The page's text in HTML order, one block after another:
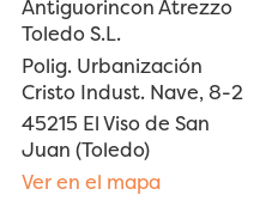
Antiguorincon Atrezzo
Toledo S.L.
Polig. Urbanización
Cristo Indust. Nave, 8-2
45215 El Viso de San
Juan (Toledo)
Ver en el mapa